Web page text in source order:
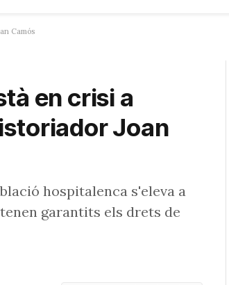
Camós
en crisi a
Joan
hospitalenca s'eleva a
garantits els drets de